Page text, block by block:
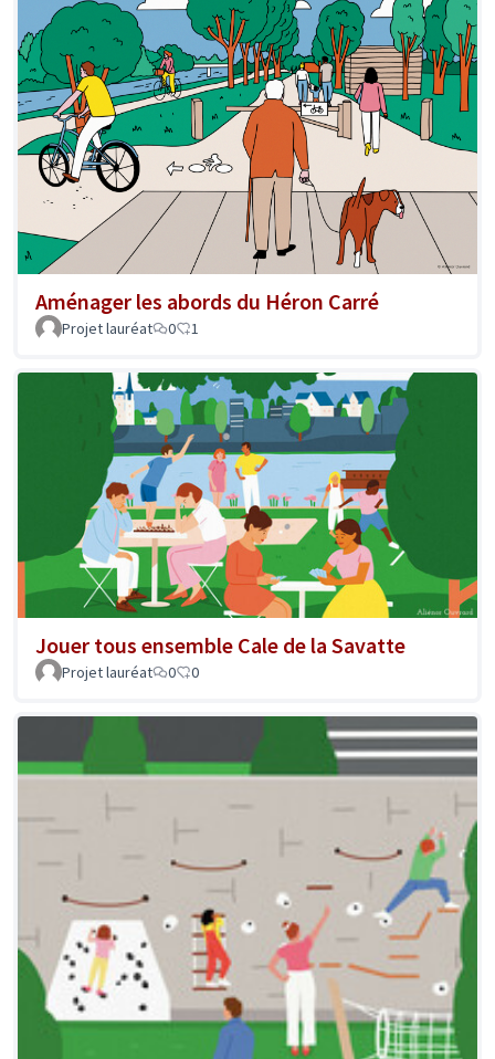
Aménager les abords du Héron Carré
Projet lauréat 0 1
Jouer tous ensemble Cale de la Savatte
Projet lauréat 0 0